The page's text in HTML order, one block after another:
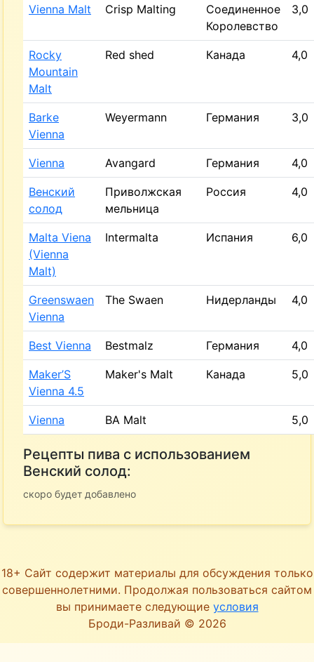
Vienna Malt Crisp Malting
Соединенное
Королевство
3,0
Rocky
Mountain
Malt
Red shed Канада 4,0
Barke
Vienna
Weyermann Германия 3,0
Vienna Avangard Германия 4,0
Венский
солод
Приволжская
мельница
Россия 4,0
Malta Viena
(Vienna
Malt)
Intermalta Испания 6,0
Greenswaen
Vienna
The Swaen Нидерланды 4,0
Best Vienna Bestmalz Германия 4,0
Maker’S
Vienna 4.5
Maker's Malt Канада 5,0
Vienna BA Malt 5,0
Рецепты пива с использованием
Венский солод:
скоро будет добавлено
18+ Сайт содержит материалы для обсуждения только
совершеннолетними. Продолжая пользоваться сайтом
вы принимаете следующие условия
Броди-Разливай © 2026